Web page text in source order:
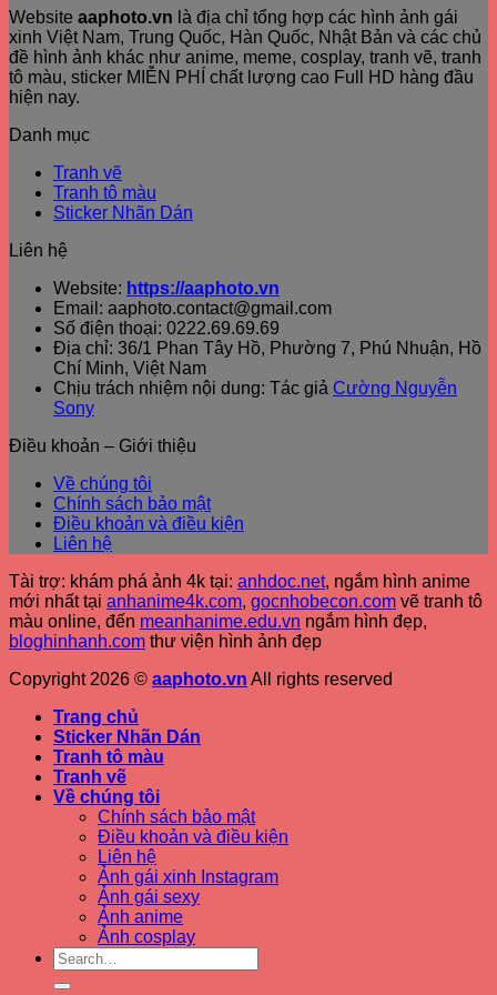
Website aaphoto.vn là địa chỉ tổng hợp các hình ảnh gái
xinh Việt Nam, Trung Quốc, Hàn Quốc, Nhật Bản và các chủ
đề hình ảnh khác như anime, meme, cosplay, tranh vẽ, tranh
tô màu, sticker MIỄN PHÍ chất lượng cao Full HD hàng đầu
hiện nay.
Danh mục
Tranh vẽ
Tranh tô màu
Sticker Nhãn Dán
Liên hệ
Website: https://aaphoto.vn
Email: aaphoto.contact@gmail.com
Số điện thoại: 0222.69.69.69
Địa chỉ: 36/1 Phan Tây Hồ, Phường 7, Phú Nhuận, Hồ
Chí Minh, Việt Nam
Chịu trách nhiệm nội dung: Tác giả Cường Nguyễn
Sony
Điều khoản – Giới thiệu
Về chúng tôi
Chính sách bảo mật
Điều khoản và điều kiện
Liên hệ
Tài trợ: khám phá ảnh 4k tại: anhdoc.net, ngắm hình anime
mới nhất tại anhanime4k.com, gocnhobecon.com vẽ tranh tô
màu online, đến meanhanime.edu.vn ngắm hình đẹp,
bloghinhanh.com thư viện hình ảnh đẹp
Copyright 2026 © aaphoto.vn All rights reserved
Trang chủ
Sticker Nhãn Dán
Tranh tô màu
Tranh vẽ
Về chúng tôi
Chính sách bảo mật
Điều khoản và điều kiện
Liên hệ
Ảnh gái xinh Instagram
Ảnh gái sexy
Ảnh anime
Ảnh cosplay